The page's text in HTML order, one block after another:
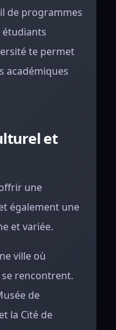
de programmes
étudiants
te permet
académiques
et
une
également une
et variée.
ville où
rencontrent.
de
la Cité de